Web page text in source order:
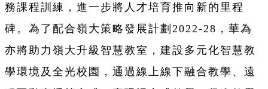
務課程訓練，進一步將人才培育推向新的里程
碑。為了配合嶺大策略發展計劃2022-28，華為
亦將助力嶺大升級智慧教室，建設多元化智慧教
學環境及全光校園，通過線上線下融合教學、遠